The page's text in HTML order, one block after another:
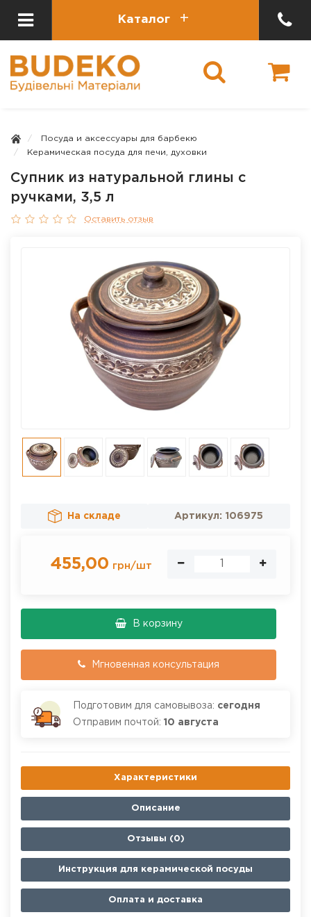
Каталог
Посуда и аксессуары для барбекю
Керамическая посуда для печи, духовки
Супник из натуральной глины с
ручками, 3,5 л
Оставить отзыв
На складе Артикул: 106975
455,00 грн/шт
В корзину
Мгновенная консультация
Подготовим для самовывоза: сегодня
Отправим почтой: 10 августа
Характеристики
Описание
Отзывы (0)
Инструкция для керамической посуды
Оплата и доставка